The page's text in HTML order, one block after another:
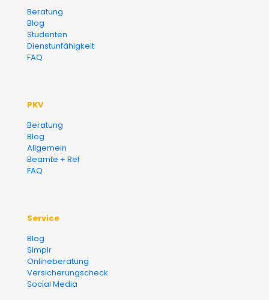
Beratung
Blog
Studenten
Dienstunfähigkeit
FAQ
PKV
Beratung
Blog
Allgemein
Beamte + Ref
FAQ
Service
Blog
Simplr
Onlineberatung
Versicherungscheck
Social Media